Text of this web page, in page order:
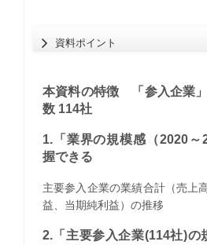
資料ポイント
本資料の特徴 「参入企業
数 114社
1.「業界の規模感（2020～
握できる
主要参入企業の業績合計（売上
益、当期純利益）の推移
2.「主要参入企業(114社)の